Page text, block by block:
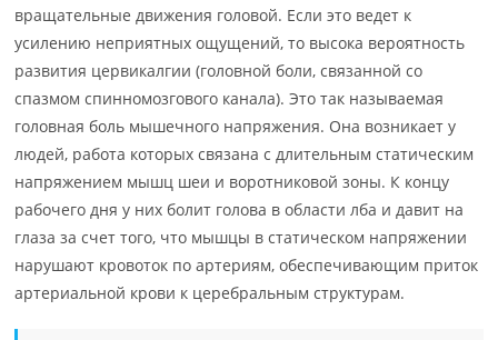
вращательные движения головой. Если это ведет к
усилению неприятных ощущений, то высока вероятность
развития цервикалгии (головной боли, связанной со
спазмом спинномозгового канала). Это так называемая
головная боль мышечного напряжения. Она возникает у
людей, работа которых связана с длительным статическим
напряжением мышц шеи и воротниковой зоны. К концу
рабочего дня у них болит голова в области лба и давит на
глаза за счет того, что мышцы в статическом напряжении
нарушают кровоток по артериям, обеспечивающим приток
артериальной крови к церебральным структурам.